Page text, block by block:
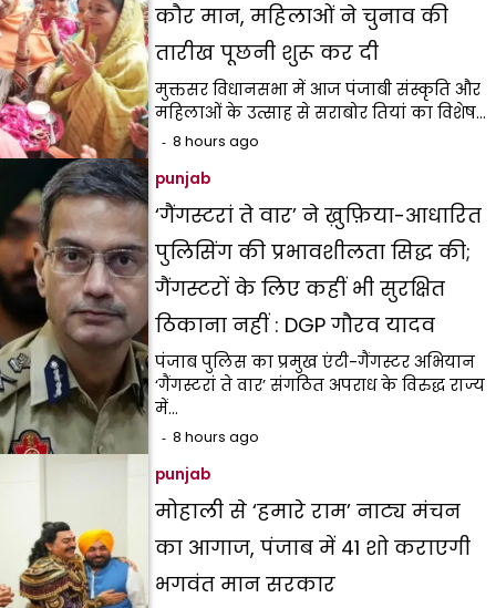
कौर मान, महिलाओं ने चुनाव की
तारीख पूछनी शुरू कर दी
मुक्तसर विधानसभा में आज पंजाबी संस्कृति और
महिलाओं के उत्साह से सराबोर तियां का विशेष…
8 hours ago
punjab
‘गैंगस्टरां ते वार’ ने ख़ुफ़िया-आधारित
पुलिसिंग की प्रभावशीलता सिद्ध की;
गैंगस्टरों के लिए कहीं भी सुरक्षित
ठिकाना नहीं : DGP गौरव यादव
पंजाब पुलिस का प्रमुख एंटी-गैंगस्टर अभियान
‘गैंगस्टरां ते वार’ संगठित अपराध के विरुद्ध राज्य
में…
8 hours ago
punjab
मोहाली से ‘हमारे राम’ नाट्य मंचन
का आगाज, पंजाब में 41 शो कराएगी
भगवंत मान सरकार